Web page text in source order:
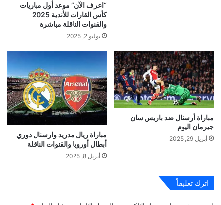
“اعرف الآن” موعد أول مباريات
كأس القارات للأندية 2025
والقنوات الناقلة مباشرة
يوليو 2, 2025
مباراة أرسنال ضد باريس سان
جيرمان اليوم
أبريل 29, 2025
مباراة ريال مدريد وارسنال دوري
أبطال أوروبا والقنوات الناقلة
أبريل 8, 2025
اترك تعليقاً